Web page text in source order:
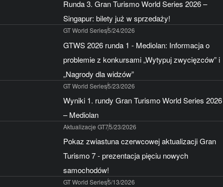
Runda 3. Gran Turismo World Series 2026 –
Singapur: bilety już w sprzedaży!
GT World Series5/24/2026
GTWS 2026 runda 1 - Mediolan: Informacja o
problemie z konkursami „Wytypuj zwycięzców” i
„Nagrody dla widzów”
GT World Series5/23/2026
Wyniki 1. rundy Gran Turismo World Series 2026
– Mediolan
Aktualizacje GT75/23/2026
Pokaz zwiastuna czerwcowej aktualizacji Gran
Turismo 7 - prezentacja pięciu nowych
samochodów!
GT World Series5/13/2026